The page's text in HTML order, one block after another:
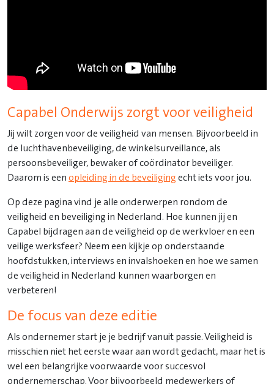
Capabel Onderwijs zorgt voor veiligheid
Jij wilt zorgen voor de veiligheid van mensen. Bijvoorbeeld in
de luchthavenbeveiliging, de winkelsurveillance, als
persoonsbeveiliger, bewaker of coördinator beveiliger.
Daarom is een opleiding in de beveiliging echt iets voor jou.
Op deze pagina vind je alle onderwerpen rondom de
veiligheid en beveiliging in Nederland. Hoe kunnen jij en
Capabel bijdragen aan de veiligheid op de werkvloer en een
veilige werksfeer? Neem een kijkje op onderstaande
hoofdstukken, interviews en invalshoeken en hoe we samen
de veiligheid in Nederland kunnen waarborgen en
verbeteren!
De focus van deze editie
Als ondernemer start je je bedrijf vanuit passie. Veiligheid is
misschien niet het eerste waar aan wordt gedacht, maar het is
wel een belangrijke voorwaarde voor succesvol
ondernemerschap. Voor bijvoorbeeld medewerkers of